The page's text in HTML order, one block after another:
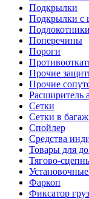
Подкрылки
Подкрылки с
Подлокотники
Поперечины
Пороги
Прочие
Прочие
Расширитель
Сетки
Сетки в
Спойлер
Средства
Товары для
Тягово-
Фаркоп
Фиксатор